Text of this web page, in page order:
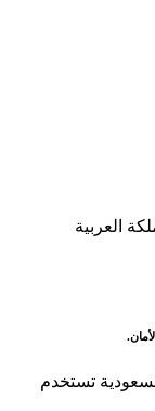
العربية
تستخدم